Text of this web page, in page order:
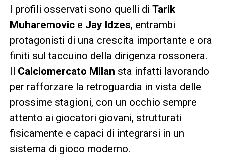
I profili osservati sono quelli di Tarik
Muharemovice Jay Idzes, entrambi
protagonisti di una crescita importante e ora
finiti sul taccuino della dirigenza rossonera.
Calciomercato Milan sta infatti lavorando
per rafforzare la retroguardia in vista delle
prossime stagioni, con un occhio sempre
attento ai giocatori giovani, strutturati
fisicamente e capaci di integrarsi in un
sistema di gioco moderno.